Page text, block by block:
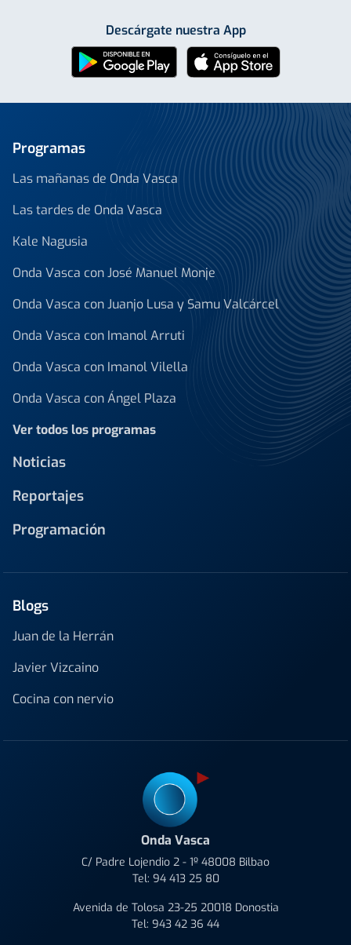
Descárgate nuestra App
Programas
Las mañanas de Onda Vasca
Las tardes de Onda Vasca
Kale Nagusia
Onda Vasca con José Manuel Monje
Onda Vasca con Juanjo Lusa y Samu Valcárcel
Onda Vasca con Imanol Arruti
Onda Vasca con Imanol Vilella
Onda Vasca con Ángel Plaza
Ver todos los programas
Noticias
Reportajes
Programación
Blogs
Juan de la Herrán
Javier Vizcaino
Cocina con nervio
Onda Vasca
C/ Padre Lojendio 2 - 1º 48008 Bilbao
Tel: 94 413 25 80
Avenida de Tolosa 23-25 20018 Donostia
Tel: 943 42 36 44